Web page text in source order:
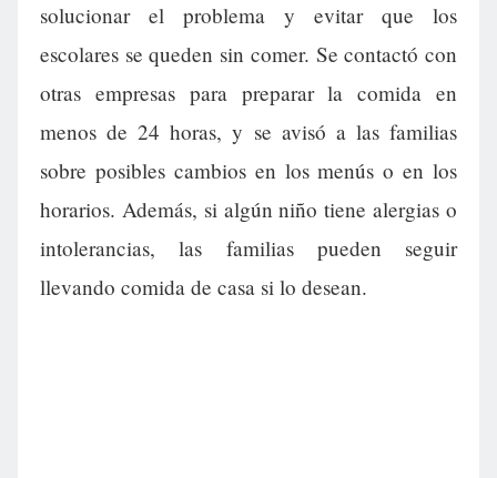
solucionar el problema y evitar que los
escolares se queden sin comer. Se contactó con
otras empresas para preparar la comida en
menos de 24 horas, y se avisó a las familias
sobre posibles cambios en los menús o en los
horarios. Además, si algún niño tiene alergias o
intolerancias, las familias pueden seguir
llevando comida de casa si lo desean.